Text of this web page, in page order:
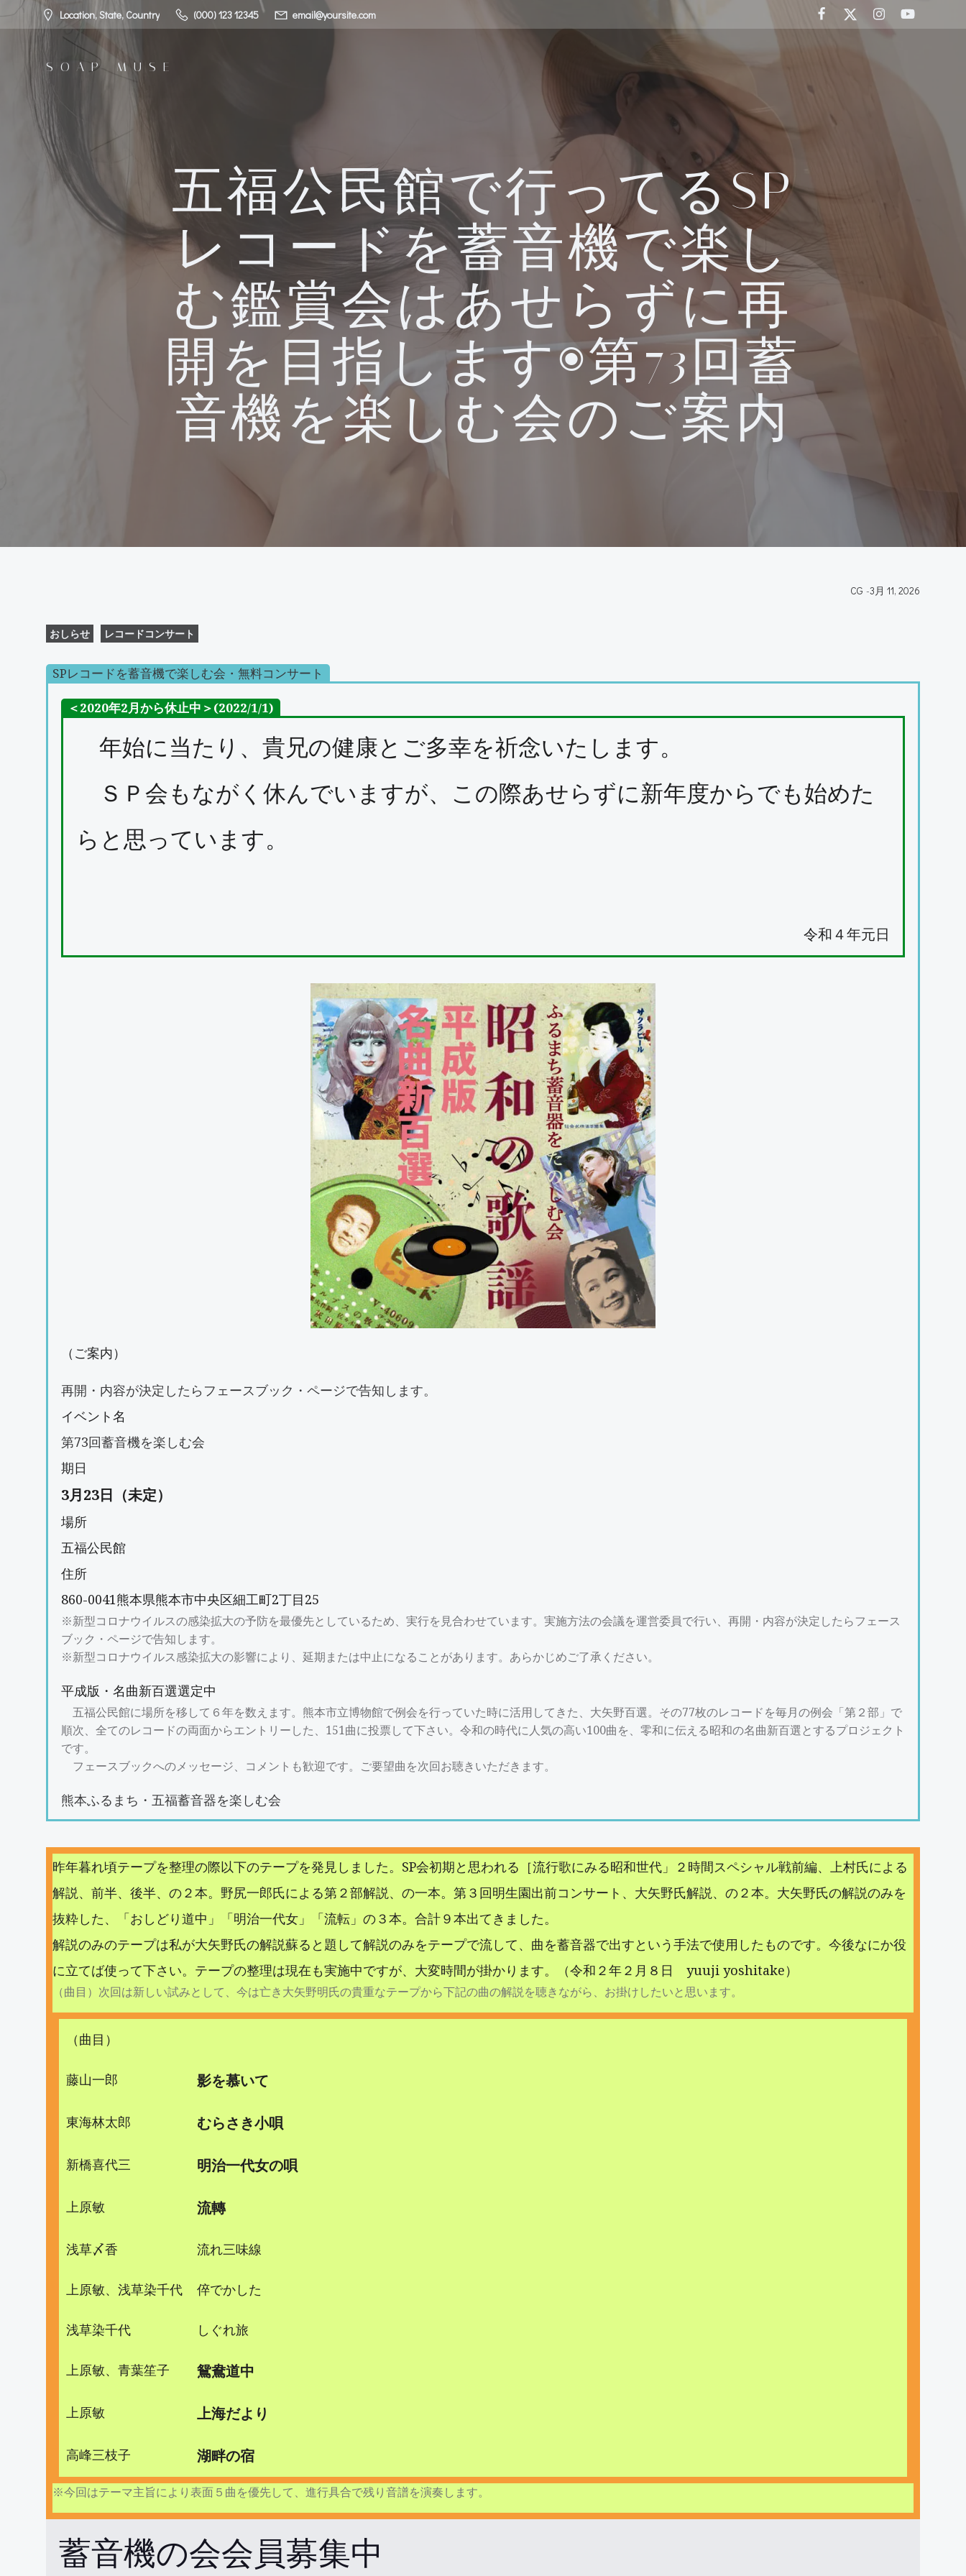
Location, State, Country (000) 123 12345 email@yoursite.com
SOAP MUSE
五福公民館で行ってるSP
レコードを蓄音機で楽し
む鑑賞会はあせらずに再
開を目指します◉第73回蓄
音機を楽しむ会のご案内
CG -3月 11, 2026
おしらせ レコードコンサート
SPレコードを蓄音機で楽しむ会・無料コンサート
＜2020年2月から休止中＞(2022/1/1)
年始に当たり、貴兄の健康とご多幸を祈念いたします。
ＳＰ会もながく休んでいますが、この際あせらずに新年度からでも始めた
らと思っています。
令和４年元日
（ご案内）
再開・内容が決定したらフェースブック・ページで告知します。
イベント名
第73回蓄音機を楽しむ会
期日
3月23日（未定）
場所
五福公民館
住所
860-0041熊本県熊本市中央区細工町2丁目25
※新型コロナウイルスの感染拡大の予防を最優先としているため、実行を見合わせています。実施方法の会議を運営委員で行い、再開・内容が決定したらフェース
ブック・ページで告知します。
※新型コロナウイルス感染拡大の影響により、延期または中止になることがあります。あらかじめご了承ください。
平成版・名曲新百選選定中
五福公民館に場所を移して６年を数えます。熊本市立博物館で例会を行っていた時に活用してきた、大矢野百選。その77枚のレコードを毎月の例会「第２部」で
順次、全てのレコードの両面からエントリーした、151曲に投票して下さい。令和の時代に人気の高い100曲を、零和に伝える昭和の名曲新百選とするプロジェクト
です。
フェースブックへのメッセージ、コメントも歓迎です。ご要望曲を次回お聴きいただきます。
熊本ふるまち・五福蓄音器を楽しむ会
昨年暮れ頃テープを整理の際以下のテープを発見しました。SP会初期と思われる［流行歌にみる昭和世代」２時間スペシャル戦前編、上村氏による
解説、前半、後半、の２本。野尻一郎氏による第２部解説、の一本。第３回明生園出前コンサート、大矢野氏解説、の２本。大矢野氏の解説のみを
抜粋した、「おしどり道中」「明治一代女」「流転」の３本。合計９本出てきました。
解説のみのテープは私が大矢野氏の解説蘇ると題して解説のみをテープで流して、曲を蓄音器で出すという手法で使用したものです。今後なにか役
に立てば使って下さい。テープの整理は現在も実施中ですが、大変時間が掛かります。（令和２年２月８日 yuuji yoshitake）
（曲目）次回は新しい試みとして、今は亡き大矢野明氏の貴重なテープから下記の曲の解説を聴きながら、お掛けしたいと思います。
（曲目）
藤山一郎 影を慕いて
東海林太郎 むらさき小唄
新橋喜代三 明治一代女の唄
上原敏 流轉
浅草〆香 流れ三味線
上原敏、浅草染千代 倅でかした
浅草染千代 しぐれ旅
上原敏、青葉笙子 鴛鴦道中
上原敏 上海だより
高峰三枝子 湖畔の宿
※今回はテーマ主旨により表面５曲を優先して、進行具合で残り音譜を演奏します。
蓄音機の会会員募集中